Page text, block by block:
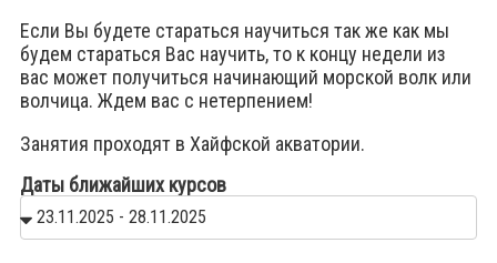
Если Вы будете стараться научиться так же как мы
будем стараться Вас научить, то к концу недели из
вас может получиться начинающий морской волк или
волчица. Ждем вас с нетерпением!
Занятия проходят в Хайфской акватории.
Даты ближайших курсов